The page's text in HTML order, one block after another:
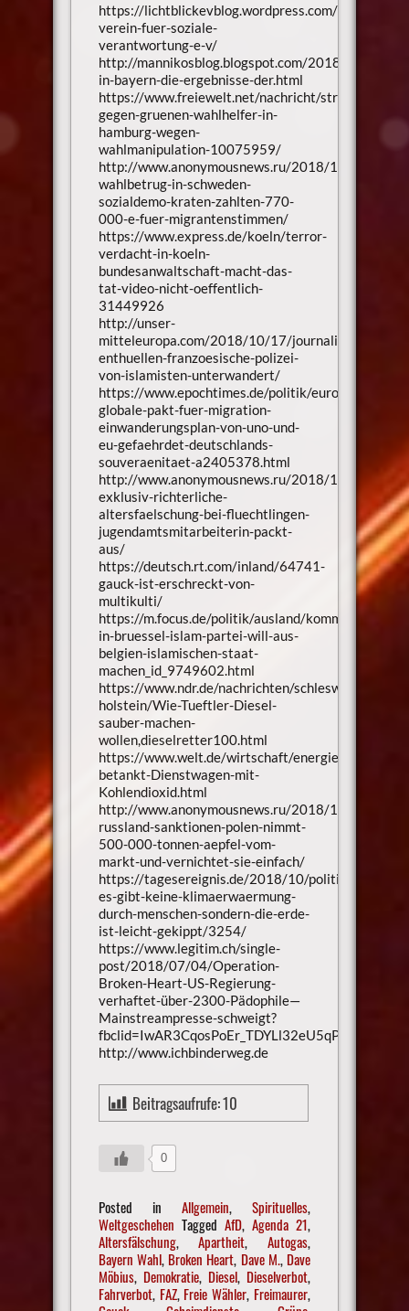
https://lichtblickevblog.wordpress.com/2017/02/
verein-fuer-soziale-
verantwortung-e-v/
http://mannikosblog.blogspot.com/2018/10/
in-bayern-die-ergebnisse-der.html
https://www.freiewelt.net/nachricht/
gegen-gruenen-wahlhelfer-in-
hamburg-wegen-
wahlmanipulation-10075959/
http://www.anonymousnews.ru/2018/10/08/
wahlbetrug-in-schweden-
sozialdemo-kraten-zahlten-770-
000-e-fuer-migrantenstimmen/
https://www.express.de/koeln/terror-
verdacht-in-koeln-
bundesanwaltschaft-macht-das-
tat-video-nicht-oeffentlich-
31449926
http://unser-
mitteleuropa.com/2018/10/17/journalisten-
enthuellen-franzoesische-polizei-
von-islamisten-unterwandert/
https://www.epochtimes.de/politik/europa/der-
globale-pakt-fuer-migration-
einwanderungsplan-von-uno-und-
eu-gefaehrdet-deutschlands-
souveraenitaet-a2405378.html
http://www.anonymousnews.ru/2018/10/07/
exklusiv-richterliche-
altersfaelschung-bei-fluechtlingen-
jugendamtsmitarbeiterin-packt-
aus/
https://deutsch.rt.com/inland/64741-
gauck-ist-erschreckt-von-
multikulti/
https://m.focus.de/politik/ausland/
in-bruessel-islam-partei-will-aus-
belgien-islamischen-staat-
machen_id_9749602.html
https://www.ndr.de/nachrichten/schleswig-
holstein/Wie-Tueftler-Diesel-
sauber-machen-
wollen,dieselretter100.html
https://www.welt.de/wirtschaft/energie/
betankt-Dienstwagen-mit-
Kohlendioxid.html
http://www.anonymousnews.ru/2018/10/15/
russland-sanktionen-polen-nimmt-
500-000-tonnen-aepfel-vom-
markt-und-vernichtet-sie-einfach/
https://tagesereignis.de/2018/10/politik/inuit-
es-gibt-keine-klimaerwaermung-
durch-menschen-sondern-die-erde-
ist-leicht-gekippt/3254/
https://www.legitim.ch/single-
post/2018/07/04/Operation-
Broken-Heart-US-Regierung-
verhaftet-über-2300-Pädophile—
Mainstreampresse-schweigt?
http://www.ichbinderweg.de
Beitragsaufrufe:10
0
Posted inAllgemein,Spirituelles,
Weltgeschehen Tagged AfD,Agenda 21,
Altersfälschung,Apartheit,Autogas,
Bayern Wahl, Broken Heart, Dave M., Dave
Möbius, Demokratie, Diesel, Dieselverbot,
Fahrverbot, FAZ, Freie Wähler, Freimaurer,